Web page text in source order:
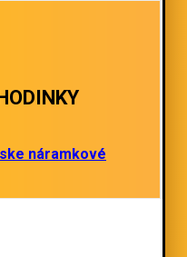
náramkové